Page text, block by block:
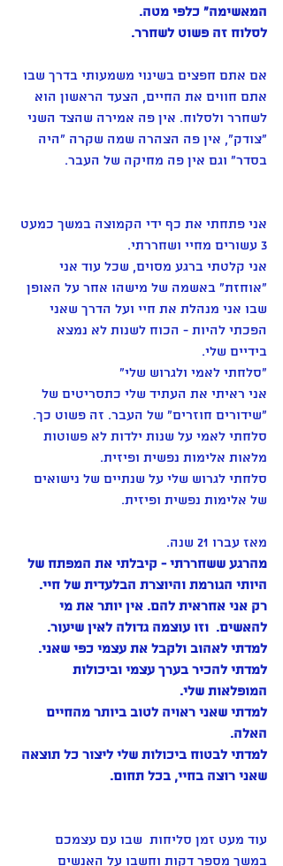
המאשימה" כלפי מטה.
לסלוח זה פשוט לשחרר.
אם אתם חפצים בשינוי משמעותי בדרך שבו
אתם חווים את החיים, הצעד הראשון הוא
לשחרר ולסלוח. אין פה אמירה שהצד השני
"צודק", אין פה הצהרה שמה שקרה "היה
בסדר" וגם אין פה מחיקה של העבר.
אני פתחתי את כף ידי הקמוצה במשך כמעט
3 עשורים מחיי ושחררתי.
אני קלטתי ברגע מסוים, שכל עוד אני
"אוחזת" באשמה של מישהו אחר על האופן
שבו אני מנהלת את חיי ועל הדרך שאני
הפכתי להיות - הכוח לשנות לא נמצא
בידיים שלי.
"סלחתי לאמי ולגרוש שלי"
אני ראיתי את העתיד שלי כתסריטים של
"שידורים חוזרים" של העבר. זה פשוט כך.
סלחתי לאמי על שנות ילדות לא פשוטות
מלאות אלימות נפשית ופיזית.
סלחתי לגרוש שלי על שנתיים של נישואים
של אלימות נפשית ופיזית.
מאז עברו 21 שנה.
מהרגע ששחררתי - קיבלתי את המפתח של
היותי הגורמת והיוצרת הבלעדית של חיי.
רק אני אחראית להם. אין יותר את מי
להאשים.  וזו עוצמה גדולה לאין שיעור.
למדתי לאהוב ולקבל את עצמי כפי שאני.
למדתי להכיר בערך עצמי וביכולות
המופלאות שלי.
למדתי שאני ראויה לטוב ביותר מהחיים
האלה.
למדתי לבטוח ביכולות שלי ליצור כל תוצאה
שאני רוצה בחיי, בכל תחום.
עוד מעט זמן סליחות  שבו עם עצמכם
במשך מספר דקות וחשבו על האנשים